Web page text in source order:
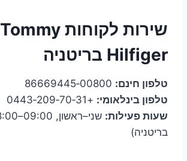
שירות לקוחות Tommy
Hilfiger בריטניה
טלפון חינם:
טלפון בינלאומי: +31‑70‑209‑0443
שעות פעילות:
בריטניה)